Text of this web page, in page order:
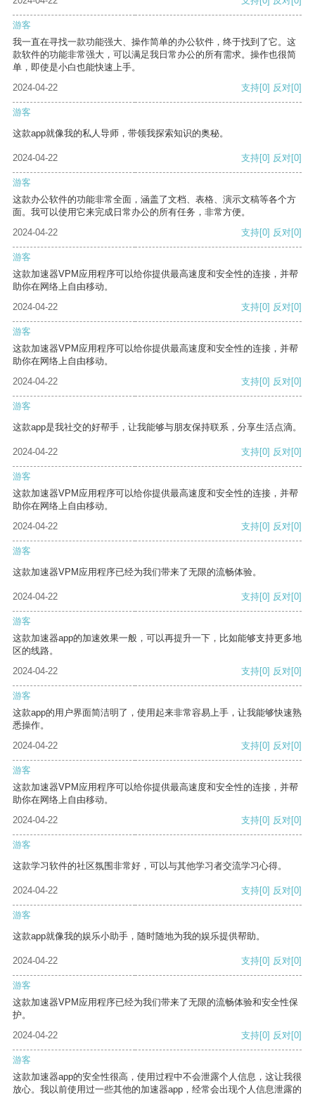
游客
我一直在寻找一款功能强大、操作简单的办公软件，终于找到了它。这
款软件的功能非常强大，可以满足我日常办公的所有需求。操作也很简
单，即使是小白也能快速上手。
2024-04-22
支持[0] 反对[0]
游客
这款app就像我的私人导师，带领我探索知识的奥秘。
2024-04-22 支持[0] 反对[0]
游客
这款办公软件的功能非常全面，涵盖了文档、表格、演示文稿等各个方
面。我可以使用它来完成日常办公的所有任务，非常方便。
2024-04-22
支持[0] 反对[0]
游客
这款加速器VPM应用程序可以给你提供最高速度和安全性的连接，并帮
助你在网络上自由移动。
2024-04-22
支持[0] 反对[0]
游客
这款加速器VPM应用程序可以给你提供最高速度和安全性的连接，并帮
助你在网络上自由移动。
2024-04-22
支持[0] 反对[0]
游客
这款app是我社交的好帮手，让我能够与朋友保持联系，分享生活点滴。
2024-04-22 支持[0] 反对[0]
游客
这款加速器VPM应用程序可以给你提供最高速度和安全性的连接，并帮
助你在网络上自由移动。
2024-04-22
支持[0] 反对[0]
游客
这款加速器VPM应用程序已经为我们带来了无限的流畅体验。
2024-04-22 支持[0] 反对[0]
游客
这款加速器app的加速效果一般，可以再提升一下，比如能够支持更多地
区的线路。
2024-04-22
支持[0] 反对[0]
游客
这款app的用户界面简洁明了，使用起来非常容易上手，让我能够快速熟
悉操作。
2024-04-22
支持[0] 反对[0]
游客
这款加速器VPM应用程序可以给你提供最高速度和安全性的连接，并帮
助你在网络上自由移动。
2024-04-22
支持[0] 反对[0]
游客
这款学习软件的社区氛围非常好，可以与其他学习者交流学习心得。
2024-04-22 支持[0] 反对[0]
游客
这款app就像我的娱乐小助手，随时随地为我的娱乐提供帮助。
2024-04-22 支持[0] 反对[0]
游客
这款加速器VPM应用程序已经为我们带来了无限的流畅体验和安全性保
护。
2024-04-22
支持[0] 反对[0]
游客
这款加速器app的安全性很高，使用过程中不会泄露个人信息，这让我很
放心。我以前使用过一些其他的加速器app，经常会出现个人信息泄露的